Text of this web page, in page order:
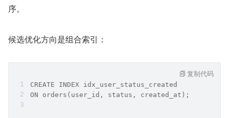
序。
候选优化方向是组合索引：
CREATE INDEX idx_user_status_created
ON orders(user_id, status, created_at);
复制代码